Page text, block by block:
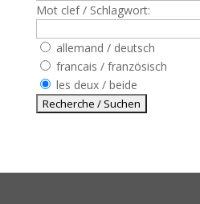
Mot clef / Schlagwort:
allemand / deutsch
francais / französisch
les deux / beide